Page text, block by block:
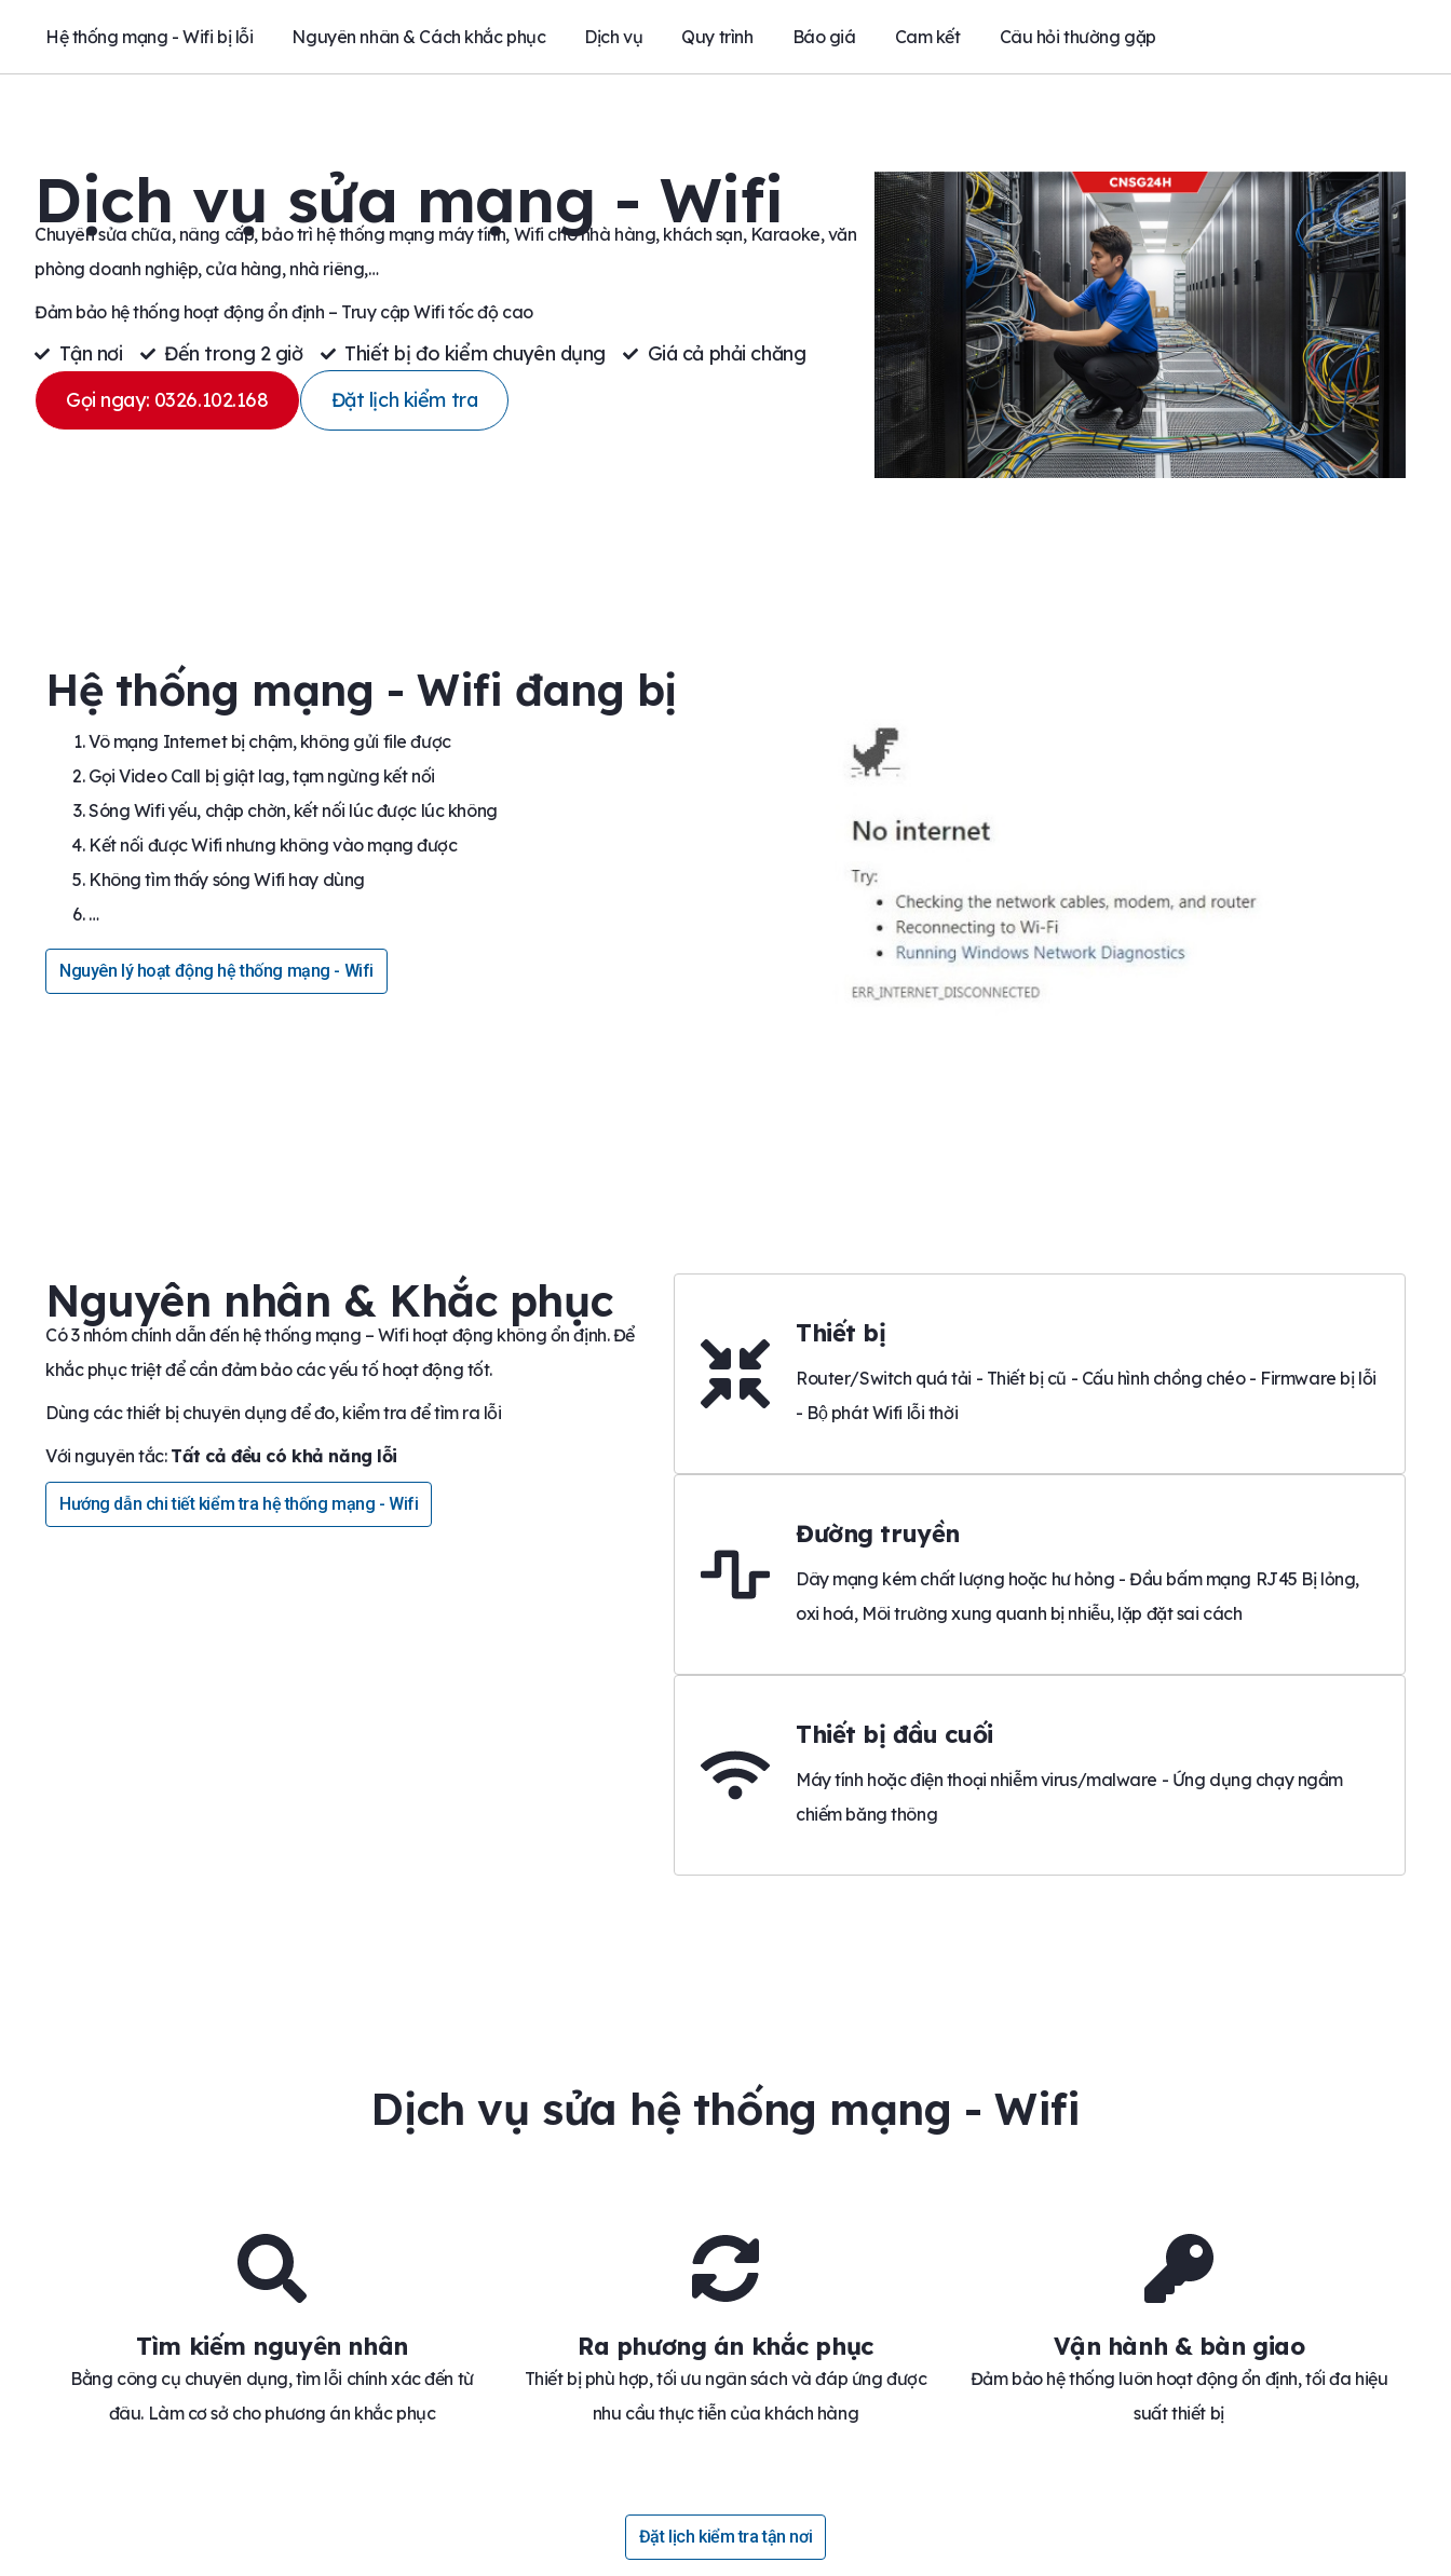
Hệ thống mạng - Wifi bị lỗi Nguyên nhân & Cách khắc phục Dịch vụ Quy trình Báo giá Cam kết Câu hỏi thường gặp
Dịch vụ sửa mạng - Wifi
Chuyên sửa chữa, nâng cấp, bảo trì hệ thống mạng máy tính, Wifi cho nhà hàng, khách sạn, Karaoke, văn
phòng doanh nghiệp, cửa hàng, nhà riêng,…
Đảm bảo hệ thống hoạt động ổn định – Truy cập Wifi tốc độ cao
Tận nơi Đến trong 2 giờ Thiết bị đo kiểm chuyên dụng
Giá cả phải chăng
Gọi ngay: 0326.102.168
Đặt lịch kiểm tra
Hệ thống mạng - Wifi đang bị
Vô mạng Internet bị chậm, không gửi file được
Gọi Video Call bị giật lag, tạm ngừng kết nối
Sóng Wifi yếu, chập chờn, kết nối lúc được lúc không
Kết nối được Wifi nhưng không vào mạng được
Không tìm thấy sóng Wifi hay dùng
…
Nguyên lý hoạt động hệ thống mạng - Wifi
Nguyên nhân & Khắc phục
Có 3 nhóm chính dẫn đến hệ thống mạng – Wifi hoạt động không ổn định. Để
khắc phục triệt để cần đảm bảo các yếu tố hoạt động tốt.
Dùng các thiết bị chuyên dụng để đo, kiểm tra để tìm ra lỗi
Với nguyên tắc: Tất cả đều có khả năng lỗi
Hướng dẫn chi tiết kiểm tra hệ thống mạng - Wifi
Thiết bị
Router/Switch quá tải - Thiết bị cũ - Cấu hình chồng chéo - Firmware bị lỗi
- Bộ phát Wifi lỗi thời
Đường truyền
Dây mạng kém chất lượng hoặc hư hỏng - Đầu bấm mạng RJ45 Bị lỏng,
oxi hoá, Môi trường xung quanh bị nhiễu, lặp đặt sai cách
Thiết bị đầu cuối
Máy tính hoặc điện thoại nhiễm virus/malware - Ứng dụng chạy ngầm
chiếm băng thông
Dịch vụ sửa hệ thống mạng - Wifi
Tìm kiếm nguyên nhân
Bằng công cụ chuyên dụng, tìm lỗi chính xác đến từ
đâu. Làm cơ sở cho phương án khắc phục
Ra phương án khắc phục
Thiết bị phù hợp, tối ưu ngân sách và đáp ứng được
nhu cầu thực tiễn của khách hàng
Vận hành & bàn giao
Đảm bảo hệ thống luôn hoạt động ổn định, tối đa hiệu
suất thiết bị
Đặt lịch kiểm tra tận nơi